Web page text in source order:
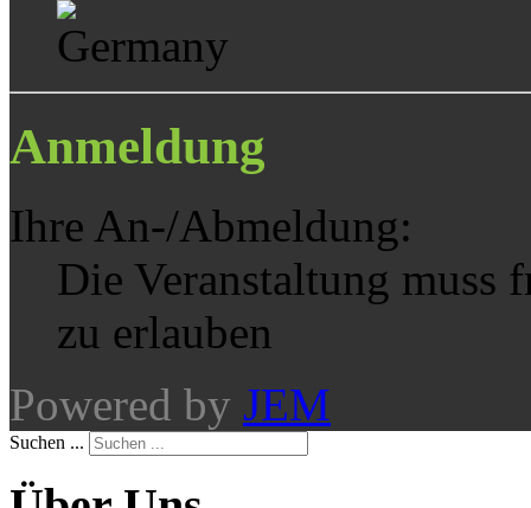
Anmeldung
Ihre An-/Abmeldung:
Die Veranstaltung muss
zu erlauben
Powered by JEM
Suchen ...